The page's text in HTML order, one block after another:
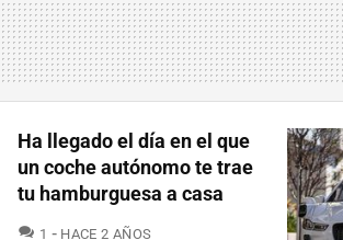
Ha llegado el día en el que
un coche autónomo te trae
tu hamburguesa a casa
1 COMENTARIOS
HACE 2 AÑOS